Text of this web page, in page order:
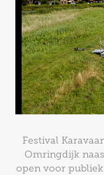
Festival
Omringdijk
open voor